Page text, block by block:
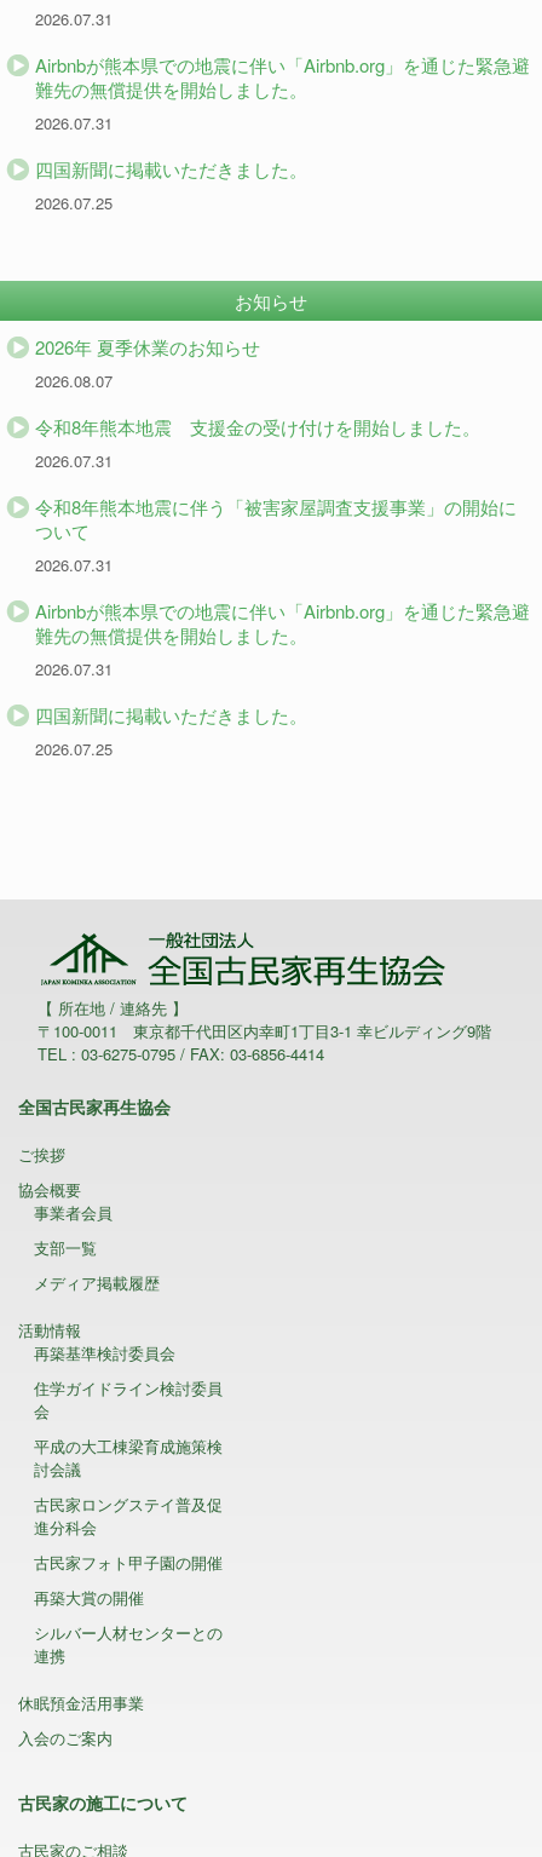
2026.07.31
Airbnbが熊本県での地震に伴い「Airbnb.org」を通じた緊急避
難先の無償提供を開始しました。
2026.07.31
四国新聞に掲載いただきました。
2026.07.25
お知らせ
2026年 夏季休業のお知らせ
2026.08.07
令和8年熊本地震 支援金の受け付けを開始しました。
2026.07.31
令和8年熊本地震に伴う「被害家屋調査支援事業」の開始に
ついて
2026.07.31
Airbnbが熊本県での地震に伴い「Airbnb.org」を通じた緊急避
難先の無償提供を開始しました。
2026.07.31
四国新聞に掲載いただきました。
2026.07.25
【 所在地 / 連絡先 】
〒100-0011 東京都千代田区内幸町1丁目3-1 幸ビルディング9階
TEL : 03-6275-0795 / FAX: 03-6856-4414
全国古民家再生協会
ご挨拶
協会概要
事業者会員
支部一覧
メディア掲載履歴
活動情報
再築基準検討委員会
住学ガイドライン検討委員
会
平成の大工棟梁育成施策検
討会議
古民家ロングステイ普及促
進分科会
古民家フォト甲子園の開催
再築大賞の開催
シルバー人材センターとの
連携
休眠預金活用事業
入会のご案内
古民家の施工について
古民家のご相談